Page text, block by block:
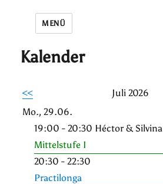
MENÜ
Kalender
<< Juli 2026
Mo., 29.06.
19:00 - 20:30 Héctor & Silvina
Mittelstufe I
20:30 - 22:30
Practilonga